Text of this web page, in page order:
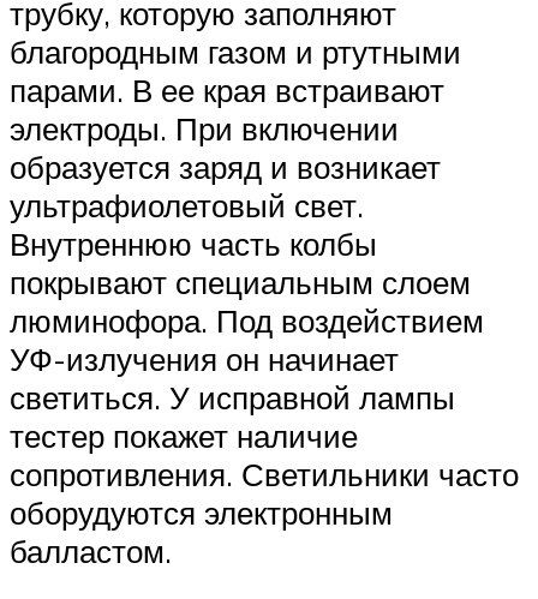
трубку, которую заполняют
благородным газом и ртутными
парами. В ее края встраивают
электроды. При включении
образуется заряд и возникает
ультрафиолетовый свет.
Внутреннюю часть колбы
покрывают специальным слоем
люминофора. Под воздействием
УФ-излучения он начинает
светиться. У исправной лампы
тестер покажет наличие
сопротивления. Светильники часто
оборудуются электронным
балластом.